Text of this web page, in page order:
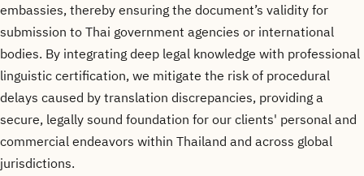
embassies, thereby ensuring the document’s validity for
submission to Thai government agencies or international
bodies. By integrating deep legal knowledge with professional
linguistic certification, we mitigate the risk of procedural
delays caused by translation discrepancies, providing a
secure, legally sound foundation for our clients' personal and
commercial endeavors within Thailand and across global
jurisdictions.